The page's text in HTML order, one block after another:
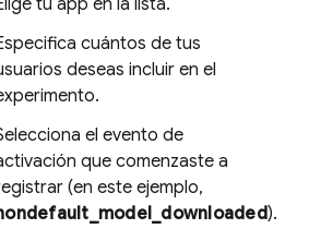
tu app en la lista.
cuántos de tus
deseas incluir en el
el evento de
que comenzaste a
(en este ejemplo,
).